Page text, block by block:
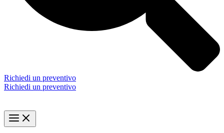
Richiedi un preventivo
Richiedi un preventivo